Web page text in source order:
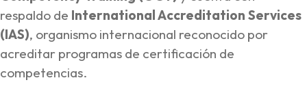
respaldo de International Accreditation Services
(IAS), organismo internacional reconocido por
acreditar programas de certificación de
competencias.